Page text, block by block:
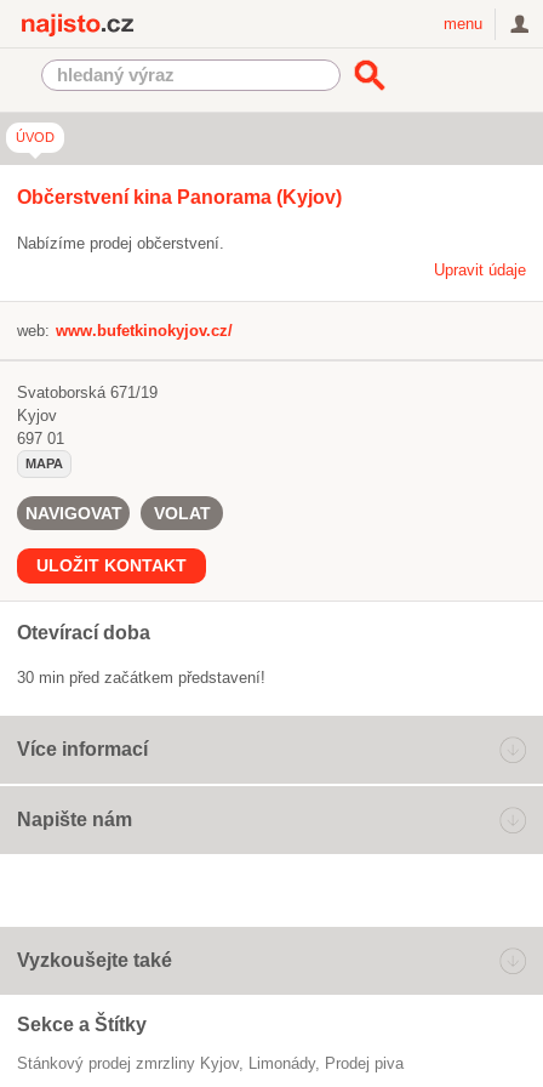
menu
ÚVOD
Občerstvení kina Panorama (Kyjov)
Nabízíme prodej občerstvení.
Upravit údaje
web: www.bufetkinokyjov.cz/
Svatoborská 671/19
Kyjov
697 01
MAPA
NAVIGOVAT VOLAT
ULOŽIT KONTAKT
Otevírací doba
30 min před začátkem představení!
Více informací
Napište nám
Vyzkoušejte také
Sekce a Štítky
Stánkový prodej zmrzliny Kyjov limonády prodej piva